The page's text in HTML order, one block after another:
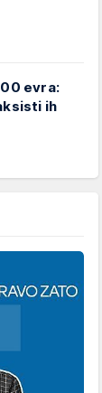
evra:
ih